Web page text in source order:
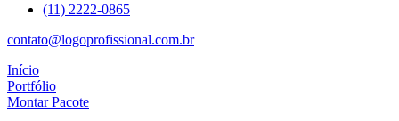
(11) 2222-0865
contato@logoprofissional.com.br
Início
Portfólio
Montar Pacote